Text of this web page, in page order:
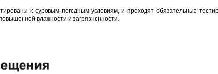
к суровым погодным условиям, и проходят обязательные
влажности и загрязненности.